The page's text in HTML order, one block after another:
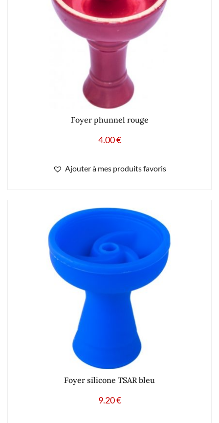
Foyer phunnel rouge
4.00€
Ajouter à mes produits favoris
Foyer silicone TSAR bleu
9.20€